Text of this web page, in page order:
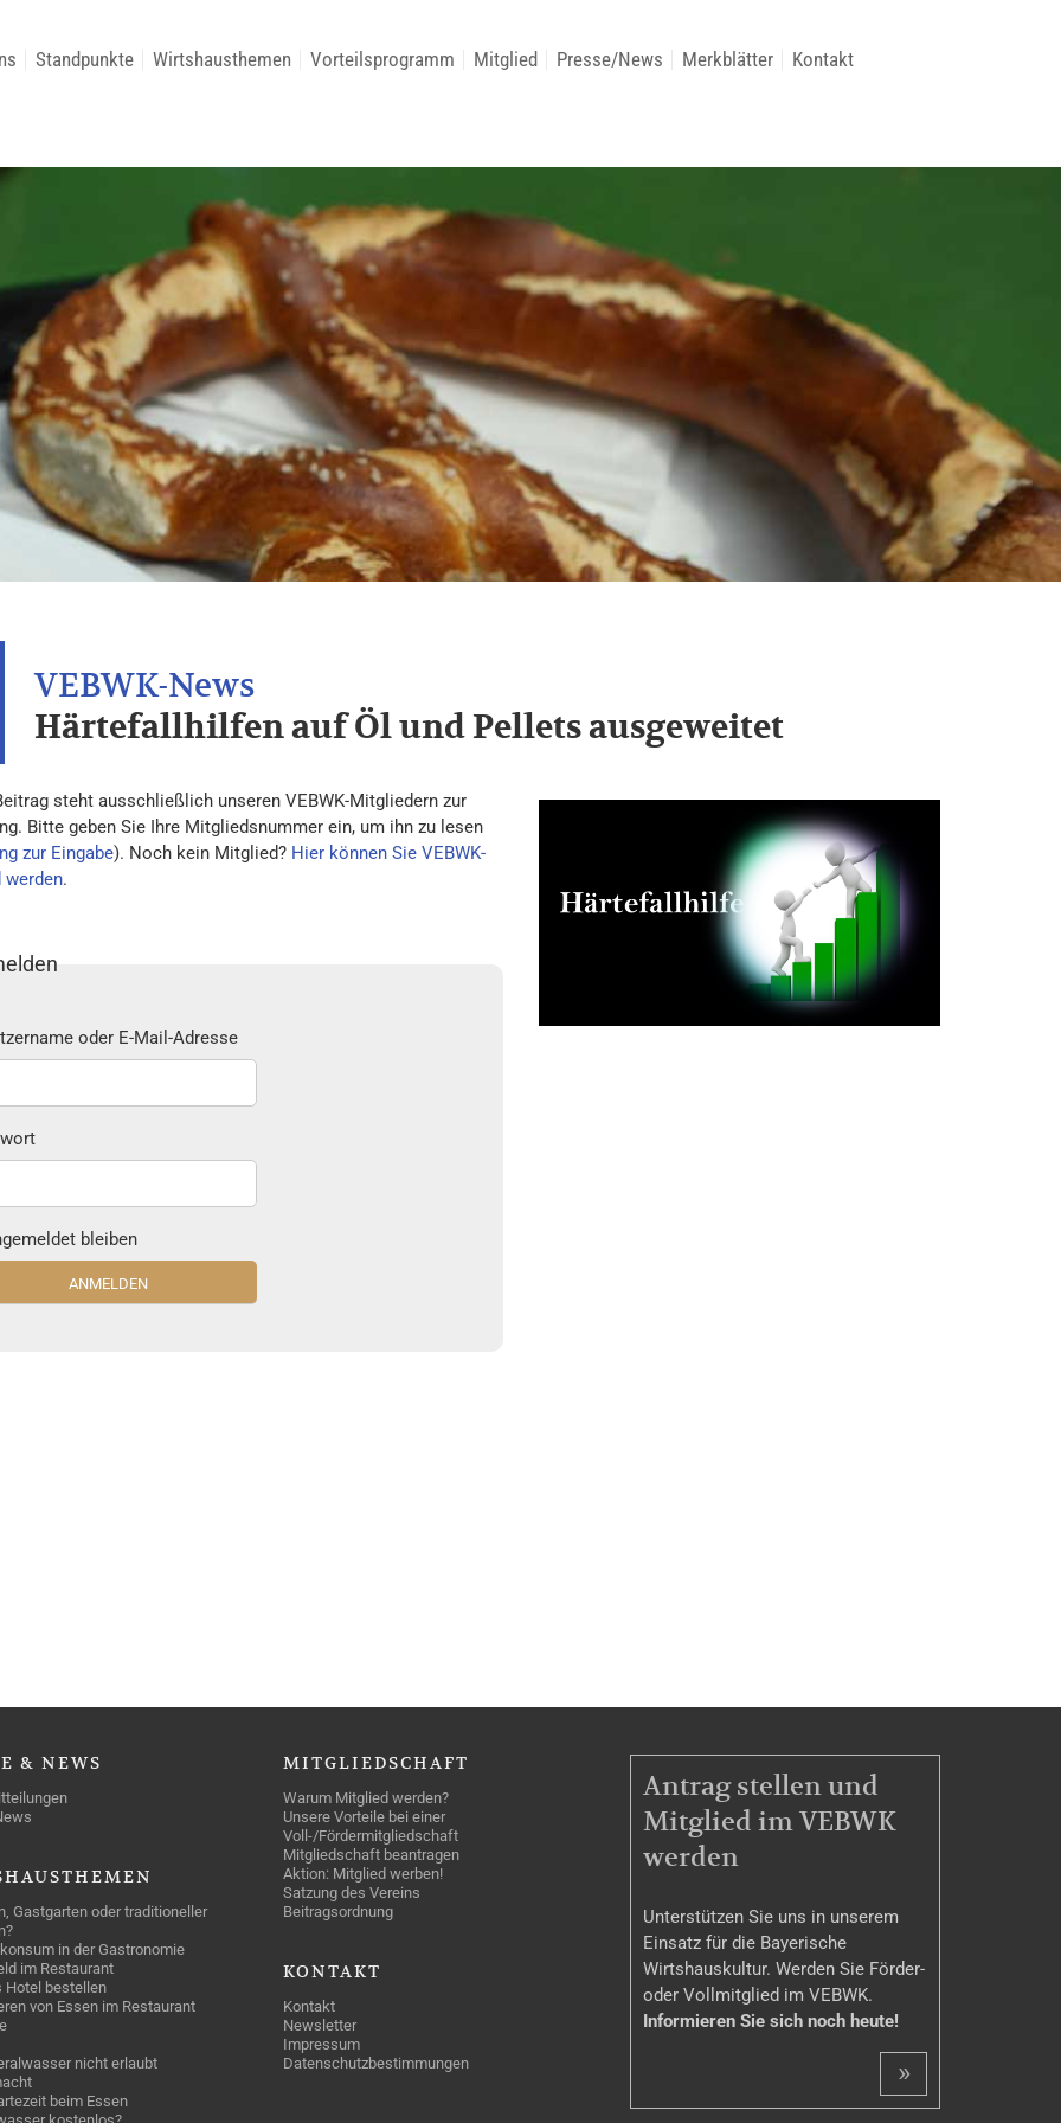
Standpunkte Wirtshausthemen Vorteilsprogramm Mitglied Presse/News Merkblätter Kontakt
Härtefallhilfen auf Öl und Pellets ausgeweitet
steht ausschließlich unseren VEBWK-Mitgliedern zur
Bitte geben Sie Ihre Mitgliedsnummer ein, um ihn zu lesen
zur Eingabe). Noch kein Mitglied? Hier können Sie VEBWK-
.
oder E-Mail-Adresse
bleiben
& NEWS
Gastgarten oder traditioneller
in der Gastronomie
im Restaurant
Hotel bestellen
von Essen im Restaurant
nicht erlaubt
beim Essen
MITGLIEDSCHAFT
Warum Mitglied werden?
Unsere Vorteile bei einer
Voll-/Fördermitgliedschaft
Mitgliedschaft beantragen
Aktion: Mitglied werben!
Satzung des Vereins
Beitragsordnung
KONTAKT
Kontakt
Newsletter
Impressum
Datenschutzbestimmungen
MITGLIEDSCHAFT
Antrag stellen und
Mitglied im VEBWK
werden
Unterstützen Sie uns in unserem
Einsatz für die Bayerische
Wirtshauskultur. Werden Sie Förder-
oder Vollmitglied im VEBWK.
Informieren Sie sich noch heute!
»